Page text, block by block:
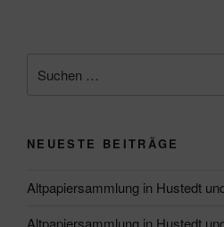
nach:
NEUESTE BEITRÄGE
Altpapiersammlung in Hustedt
Altpapiersammlung in Hustedt